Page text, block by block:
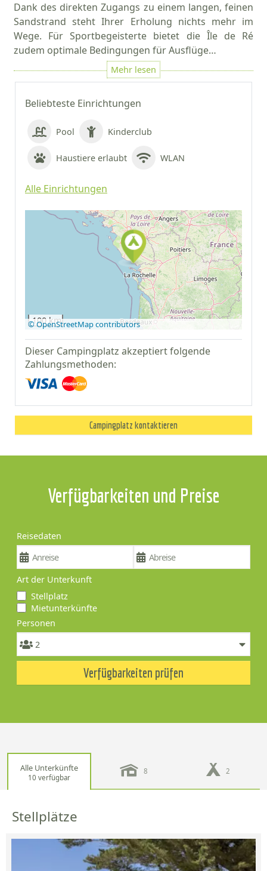
Beliebteste Einrichtungen
Pool Kinderclub
Haustiere erlaubt WLAN
Alle Einrichtungen
Auf Google Maps
anzeigen
100 km
© OpenStreetMap contributors
Dieser Campingplatz akzeptiert folgende
Zahlungsmethoden:
Campingplatz kontaktieren
Dank des direkten Zugangs zu einem langen, feinen
Sandstrand steht Ihrer Erholung nichts mehr im
Wege. Für Sportbegeisterte bietet die Île de Ré
zudem optimale Bedingungen für Ausflüge…
Verfügbarkeiten und Preise
Reisedaten
Art der Unterkunft
Stellplatz
Mietunterkünfte
Personen
Verfügbarkeiten prüfen
Alle Unterkünfte
10 verfügbar
8 2
Stellplätze